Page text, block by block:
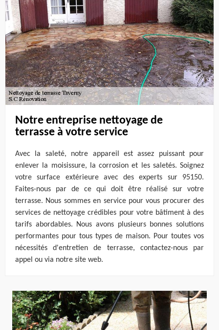
Notre entreprise nettoyage de
terrasse à votre service
Avec la saleté, notre appareil est assez puissant pour
enlever la moisissure, la corrosion et les saletés. Soignez
votre surface extérieure avec des experts sur 95150.
Faites-nous par de ce qui doit être réalisé sur votre
terrasse. Nous sommes en service pour vous procurer des
services de nettoyage crédibles pour votre bâtiment à des
tarifs abordables. Nous avons plusieurs bonnes solutions
performantes pour tous types de maison. Pour toutes vos
nécessités d'entretien de terrasse, contactez-nous par
appel ou via notre site web.